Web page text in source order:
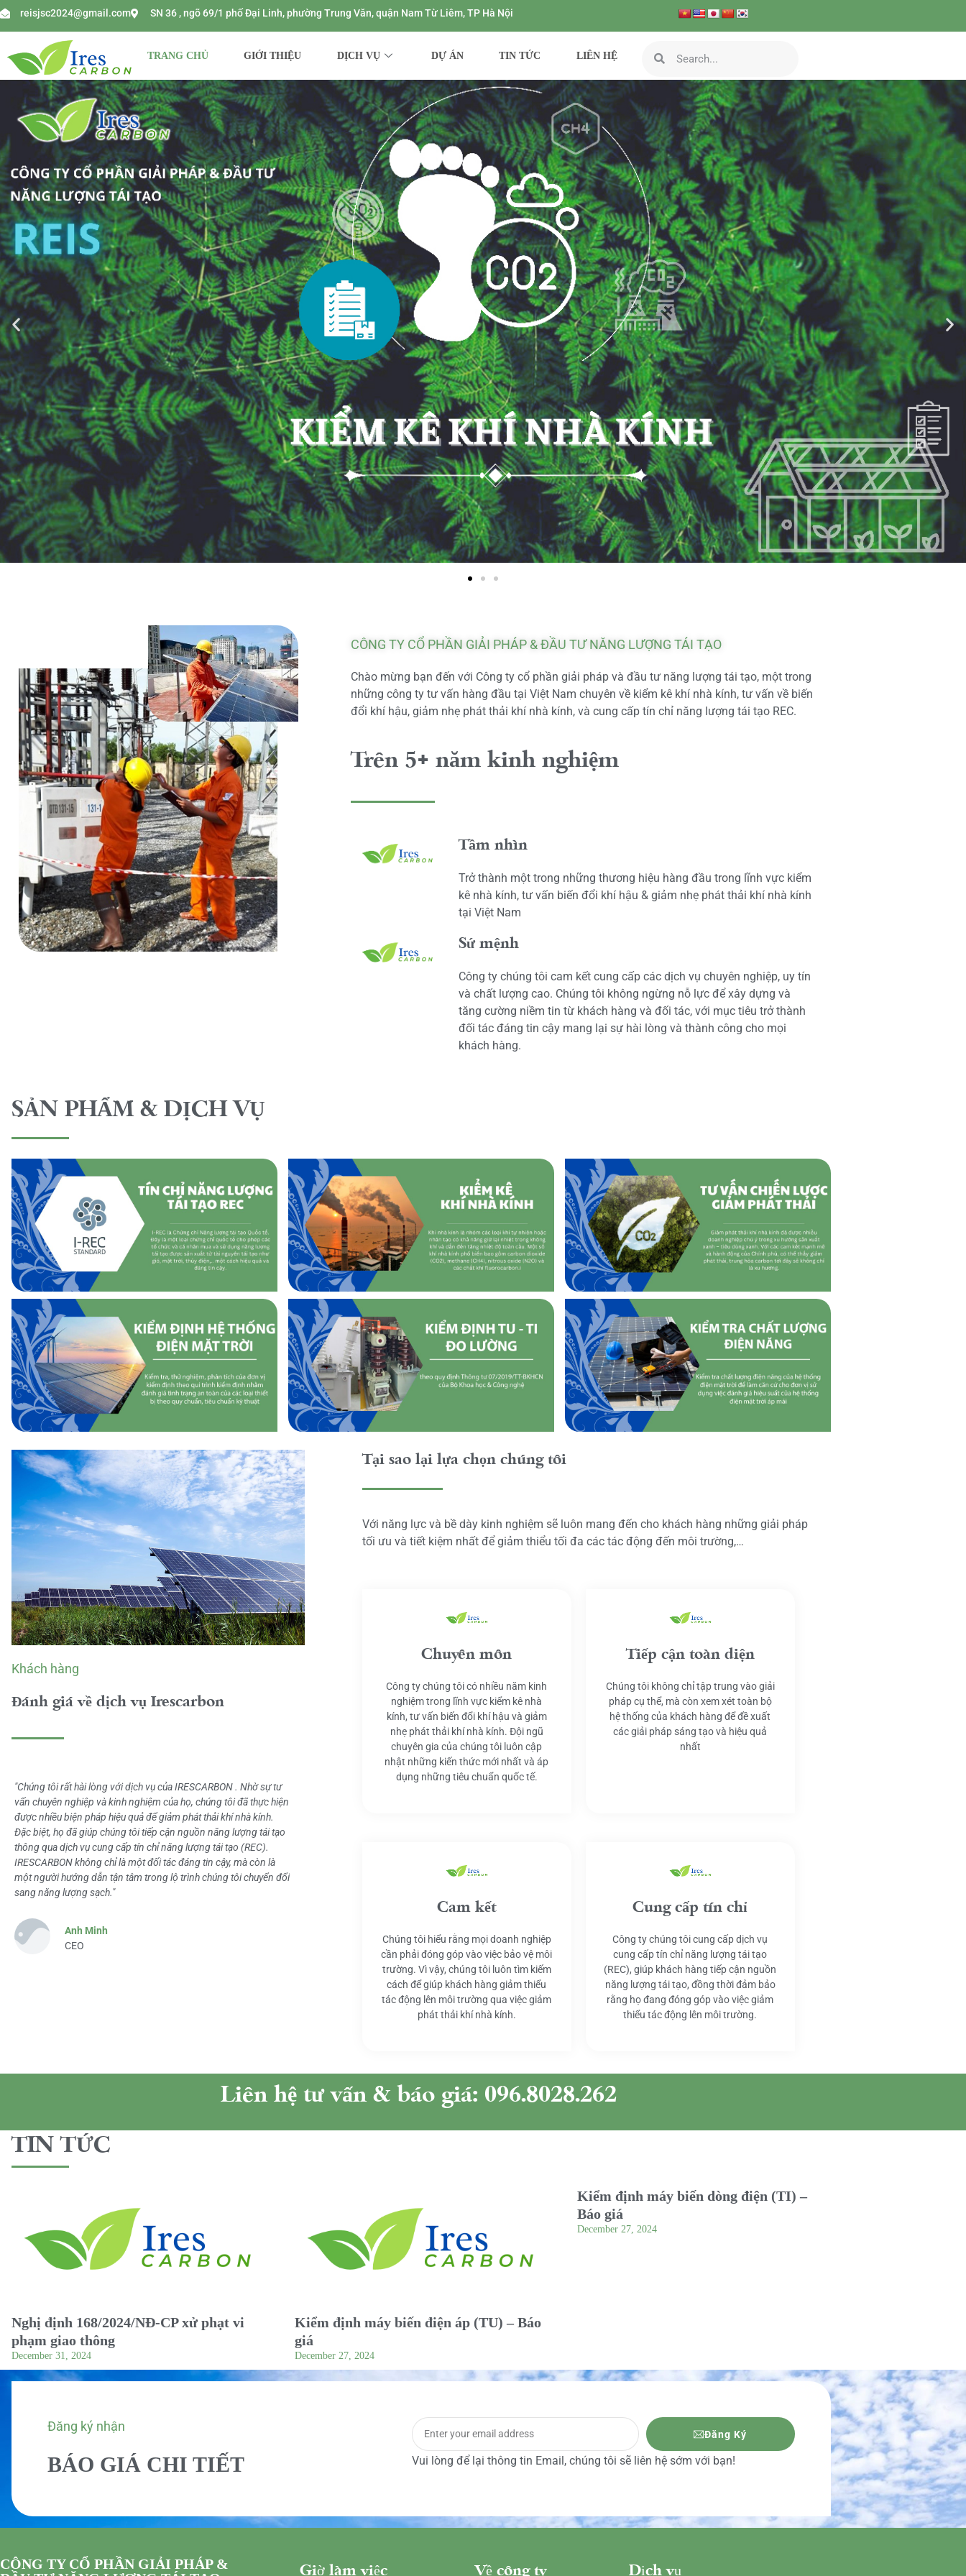
reisjsc2024@gmail.com SN 36 , ngõ 69/1 phố Đại Linh, phường Trung Văn, quận Nam Từ Liêm, TP Hà Nội
TRANG CHỦ GIỚI THIỆU DỊCH VỤ DỰ ÁN TIN TỨC LIÊN HỆ
CÔNG TY CỔ PHẦN GIẢI PHÁP & ĐẦU TƯ NĂNG LƯỢNG TÁI TẠO
Chào mừng bạn đến với Công ty cổ phần giải pháp và đầu tư năng lượng tái tạo, một trong
những công ty tư vấn hàng đầu tại Việt Nam chuyên về kiểm kê khí nhà kính, tư vấn về biến
đổi khí hậu, giảm nhẹ phát thải khí nhà kính, và cung cấp tín chỉ năng lượng tái tạo REC.
Trên 5+ năm kinh nghiệm
Tầm nhìn
Trở thành một trong những thương hiệu hàng đầu trong lĩnh vực kiểm
kê nhà kính, tư vấn biến đổi khí hậu & giảm nhẹ phát thải khí nhà kính
tại Việt Nam
Sứ mệnh
Công ty chúng tôi cam kết cung cấp các dịch vụ chuyên nghiệp, uy tín
và chất lượng cao. Chúng tôi không ngừng nỗ lực để xây dựng và
tăng cường niềm tin từ khách hàng và đối tác, với mục tiêu trở thành
đối tác đáng tin cậy mang lại sự hài lòng và thành công cho mọi
khách hàng.
SẢN PHẨM & DỊCH VỤ
Khách hàng
Đánh giá về dịch vụ Irescarbon
"Chúng tôi rất hài lòng với dịch vụ của IRESCARBON . Nhờ sự tư
vấn chuyên nghiệp và kinh nghiệm của họ, chúng tôi đã thực hiện
được nhiều biện pháp hiệu quả để giảm phát thải khí nhà kính.
Đặc biệt, họ đã giúp chúng tôi tiếp cận nguồn năng lượng tái tạo
thông qua dịch vụ cung cấp tín chỉ năng lượng tái tạo (REC).
IRESCARBON không chỉ là một đối tác đáng tin cậy, mà còn là
một người hướng dẫn tận tâm trong lộ trình chúng tôi chuyển đổi
sang năng lượng sạch."
Anh Minh
CEO
Tại sao lại lựa chọn chúng tôi
Với năng lực và bề dày kinh nghiệm sẽ luôn mang đến cho khách hàng những giải pháp
tối ưu và tiết kiệm nhất để giảm thiểu tối đa các tác động đến môi trường,…
Chuyên môn
Công ty chúng tôi có nhiều năm kinh
nghiệm trong lĩnh vực kiểm kê nhà
kính, tư vấn biến đổi khí hậu và giảm
nhẹ phát thải khí nhà kính. Đội ngũ
chuyên gia của chúng tôi luôn cập
nhật những kiến thức mới nhất và áp
dụng những tiêu chuẩn quốc tế.
Tiếp cận toàn diện
Chúng tôi không chỉ tập trung vào giải
pháp cụ thể, mà còn xem xét toàn bộ
hệ thống của khách hàng để đề xuất
các giải pháp sáng tạo và hiệu quả
nhất
Cam kết
Chúng tôi hiểu rằng mọi doanh nghiệp
cần phải đóng góp vào việc bảo vệ môi
trường. Vì vậy, chúng tôi luôn tìm kiếm
cách để giúp khách hàng giảm thiểu
tác động lên môi trường qua việc giảm
phát thải khí nhà kính.
Cung cấp tín chỉ
Công ty chúng tôi cung cấp dịch vụ
cung cấp tín chỉ năng lượng tái tạo
(REC), giúp khách hàng tiếp cận nguồn
năng lượng tái tạo, đồng thời đảm bảo
rằng họ đang đóng góp vào việc giảm
thiểu tác động lên môi trường.
Liên hệ tư vấn & báo giá: 096.8028.262
TIN TỨC
Nghị định 168/2024/NĐ-CP xử phạt vi
phạm giao thông
December 31, 2024
Kiểm định máy biến điện áp (TU) – Báo
giá
December 27, 2024
Kiểm định máy biến dòng điện (TI) –
Báo giá
December 27, 2024
Đăng ký nhận
BÁO GIÁ CHI TIẾT
Đăng Ký
Vui lòng để lại thông tin Email, chúng tôi sẽ liên hệ sớm với bạn!
CÔNG TY CỔ PHẦN GIẢI PHÁP &
Giờ làm việc Về công ty Dịch vụ